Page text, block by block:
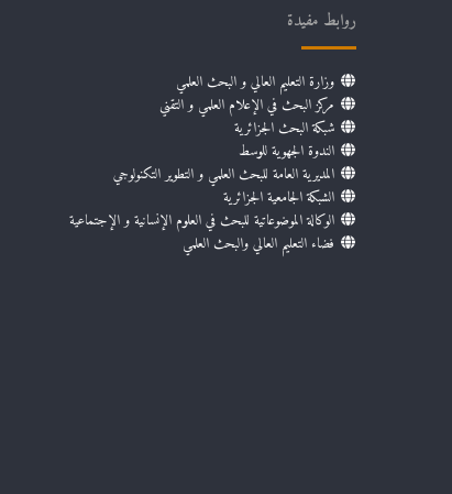
روابط مفيدة
وزارة التعليم العالي و البحث العلمي
مركز البحث في الإعلام العلمي و التقني
شبكة البحث الجزائرية
الندوة الجهوية للوسط
المديرية العامة للبحث العلمي و التطوير التكنولوجي
الشبكة الجامعية الجزائرية
الوكالة الموضوعاتية للبحث في العلوم الإنسانية و الإجتماعية
فضاء التعليم العالي والبحث العلمي